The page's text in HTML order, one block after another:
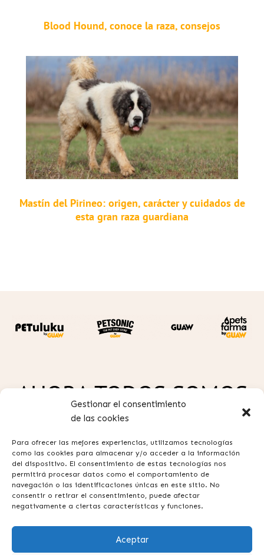
Gestionar el consentimiento
de las cookies
Para ofrecer las mejores experiencias, utilizamos tecnologías
como las cookies para almacenar y/o acceder a la información
del dispositivo. El consentimiento de estas tecnologías nos
permitirá procesar datos como el comportamiento de
navegación o las identificaciones únicas en este sitio. No
consentir o retirar el consentimiento, puede afectar
negativamente a ciertas características y funciones.
Aceptar
Blood Hound, conoce la raza, consejos
Mastín del Pirineo: origen, carácter y cuidados de
esta gran raza guardiana
AHORA TODOS SOMOS
GUAW
Política de privacidad
Términos y condiciones